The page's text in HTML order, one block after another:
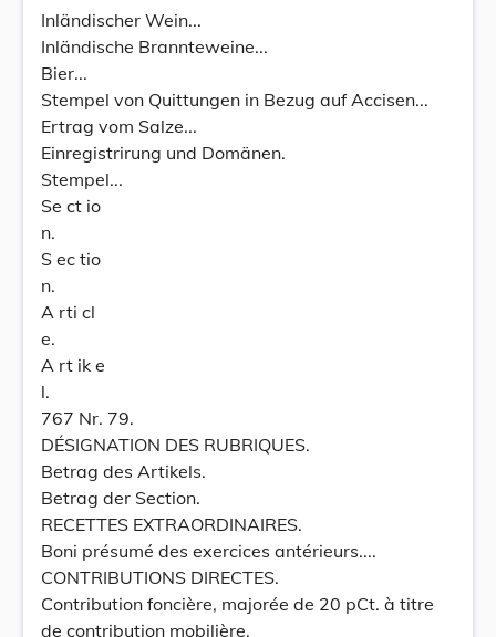
Inländischer Wein...
Inländische Brannteweine...
Bier...
Stempel von Quittungen in Bezug auf Accisen...
Ertrag vom Salze...
Einregistrirung und Domänen.
Stempel...
Se ct io
n.
S ec tio
n.
A rti cl
e.
A rt ik e
l.
767 Nr. 79.
DÉSIGNATION DES RUBRIQUES.
Betrag des Artikels.
Betrag der Section.
RECETTES EXTRAORDINAIRES.
Boni présumé des exercices antérieurs....
CONTRIBUTIONS DIRECTES.
Contribution foncière, majorée de 20 pCt. à titre
de contribution mobilière.